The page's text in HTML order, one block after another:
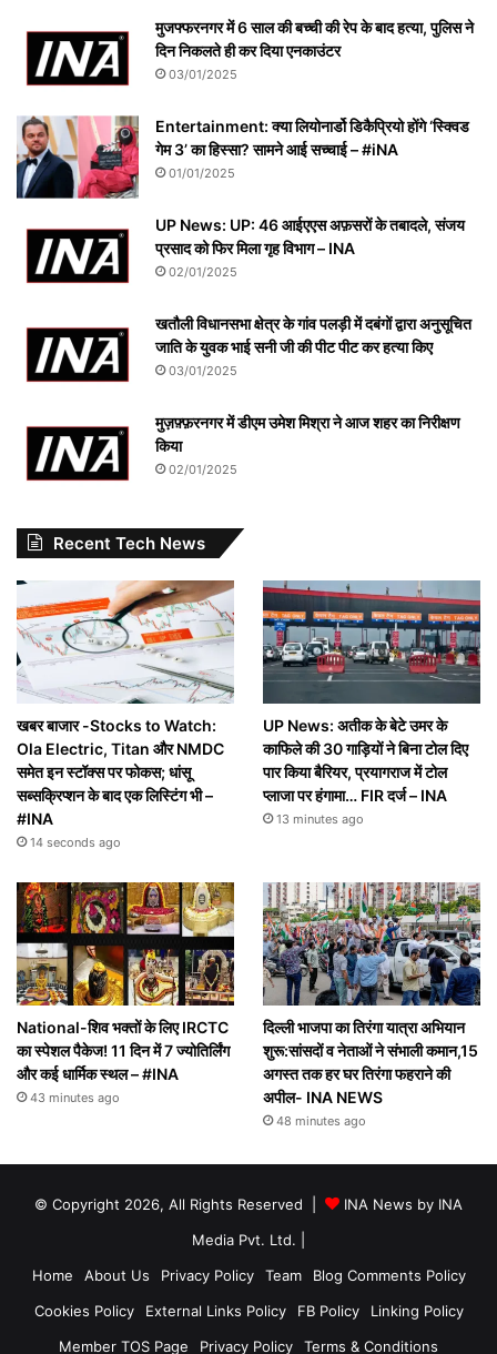
मुजफ्फरनगर में 6 साल की बच्ची की रेप के बाद हत्या, पुलिस ने
दिन निकलते ही कर दिया एनकाउंटर
03/01/2025
Entertainment: क्या लियोनार्डो डिकैप्रियो होंगे ‘स्क्विड
गेम 3’ का हिस्सा? सामने आई सच्चाई – #iNA
01/01/2025
UP News: UP: 46 आईएएस अफ़सरों के तबादले, संजय
प्रसाद को फिर मिला गृह विभाग – INA
02/01/2025
खतौली विधानसभा क्षेत्र के गांव पलड़ी में दबंगों द्वारा अनुसूचित
जाति के युवक भाई सनी जी की पीट पीट कर हत्या किए
03/01/2025
मुज़फ़्फ़रनगर में डीएम उमेश मिश्रा ने आज शहर का निरीक्षण
किया
02/01/2025
Recent Tech News
खबर बाजार -Stocks to Watch:
Ola Electric, Titan और NMDC
समेत इन स्टॉक्स पर फोकस; धांसू
सब्सक्रिप्शन के बाद एक लिस्टिंग भी –
#INA
14 seconds ago
UP News: अतीक के बेटे उमर के
काफिले की 30 गाड़ियों ने बिना टोल दिए
पार किया बैरियर, प्रयागराज में टोल
प्लाजा पर हंगामा… FIR दर्ज – INA
13 minutes ago
National-शिव भक्तों के लिए IRCTC
का स्पेशल पैकेज! 11 दिन में 7 ज्योतिर्लिंग
और कई धार्मिक स्थल – #INA
43 minutes ago
दिल्ली भाजपा का तिरंगा यात्रा अभियान
शुरू:सांसदों व नेताओं ने संभाली कमान,15
अगस्त तक हर घर तिरंगा फहराने की
अपील- INA NEWS
48 minutes ago
© Copyright 2026, All Rights Reserved |
INA News by INA
Media Pvt. Ltd.
Home
About Us Privacy Policy Team
Blog Comments Policy
Cookies Policy
External Links Policy FB Policy
Linking Policy
Member TOS Page
Privacy Policy Terms & Conditions